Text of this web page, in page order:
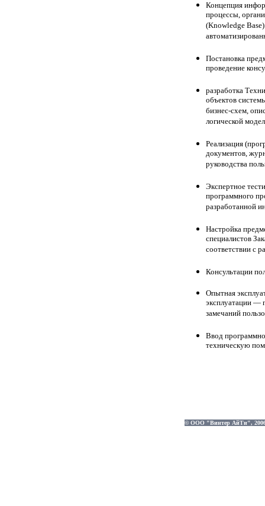
Концепция
процессы,
(Knowledge
Постановка
проведение
разработка
объектов
бизнес-схем,
логической
Реализация
документов,
руководства
Экспертное
программного
разработанной
Настройка
специалистов
соответствии с
Консультации
Опытная
эксплуатации —
замечаний
Ввод
техническую
© ООО "Винтер АйТи", 2006-